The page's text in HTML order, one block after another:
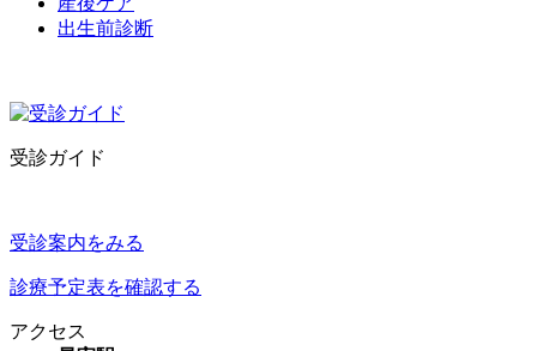
出生前診断
受診ガイド
受診案内をみる
診療予定表を確認する
アクセス